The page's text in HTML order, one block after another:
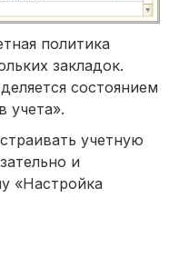
политика
закладок.
состоянием
учета».
учетную
и
«Настройка